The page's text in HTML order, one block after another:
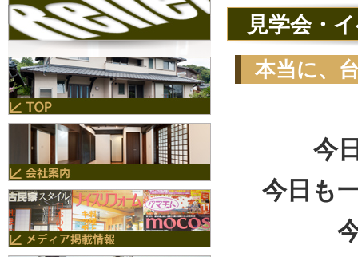
見学会・
本当に、
今
今日も